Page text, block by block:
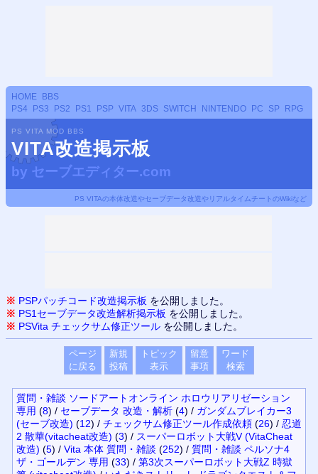
HOME
BBS
PS4
PS3 PS2 PS1 PSP VITA 3DS SWITCH NINTENDO PC SP RPG
PS VITA MOD BBS
VITA改造掲示板
by セーブエディター.com
PS VITAの本体改造やセーブデータ改造やリアルタイムチートのWikiなど
※ PSPパッチコード改造掲示板 を公開しました。
※ PS1セーブデータ改造解析掲示板 を公開しました。
※ PSVita チェックサム修正ツール を公開しました。
ページ
に戻る
新規
投稿
トピック
表示
留意
事項
ワード
検索
質問・雑談 ソードアートオンライン ホロウリアリゼーション
専用 (8) / セーブデータ 改造・解析 (4) / ガンダムブレイカー3
(セーブ改造) (12) / チェックサム修正ツール作成依頼 (26) / 忍道
2 散華(vitacheat改造) (3) / スーパーロボット大戦V (VitaCheat
改造) (5) / Vita 本体 質問・雑談 (252) / 質問・雑談 ペルソナ4
ザ・ゴールデン 専用 (33) / 第3次スーパーロボット大戦Z 時獄